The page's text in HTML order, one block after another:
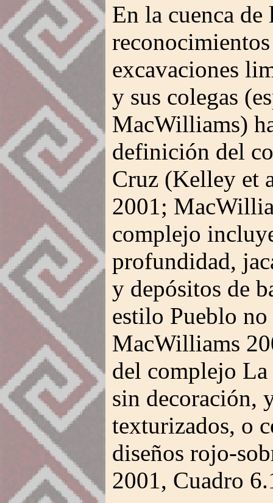
En la cuenca
excavaciones
y sus colegas
MacWilliams)
definición del
Cruz (Kelley et
2001;
complejo
profundidad,
y depósitos de
estilo Pueblo
MacWilliams
del complejo
sin decoración,
texturizados, o
diseños rojo-
2001, Cuadro